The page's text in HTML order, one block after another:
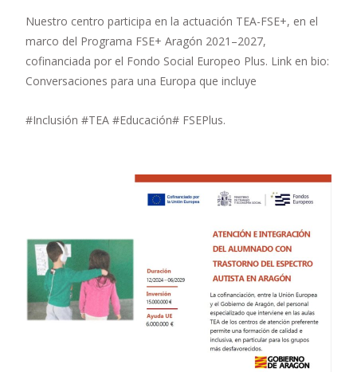
Nuestro centro participa en la actuación TEA-FSE+, en el
marco del Programa FSE+ Aragón 2021–2027,
cofinanciada por el Fondo Social Europeo Plus. Link en bio:
Conversaciones para una Europa que incluye
#Inclusión #TEA #Educación# FSEPlus.